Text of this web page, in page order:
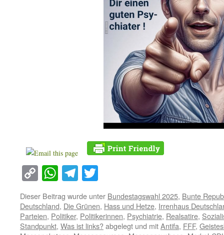
Copy
Link
WhatsApp
Telegram
Dieser Beitrag wurde unter Bundestagswahl 2025, Bunte
Deutschland, Die Grünen, Hass und Hetze, Irrenhaus
Parteien, Politiker, Politikerinnen, Psychiatrie, Realsatire,
Standpunkt, Was ist links? abgelegt und mitAntifa, FFF,